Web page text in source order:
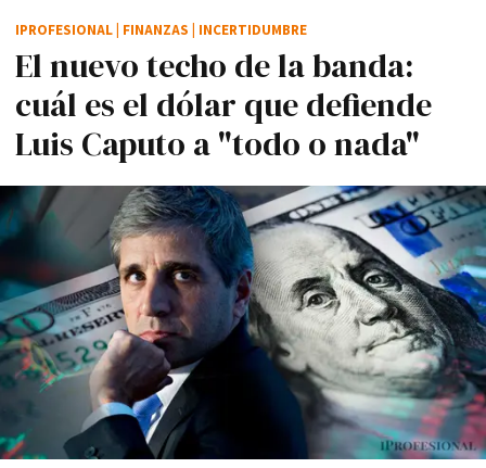
El nuevo techo de la banda:
cuál es el dólar que defiende
Luis Caputo a "todo o nada"
IPROFESIONAL FINANZAS INCERTIDUMBRE